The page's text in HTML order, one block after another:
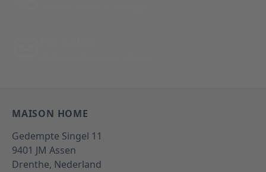
MAISON HOME
Gedempte Singel 11
9401 JM Assen
Drenthe, Nederland